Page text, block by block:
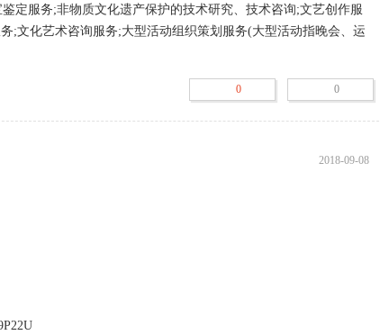
定服务;非物质文化遗产保护的技术研究、技术咨询;文艺创作服
;文化艺术咨询服务;大型活动组织策划服务(大型活动指晚会、运
电影节及公益演出、展览等,需专项审批的活动应在取得审批后方
宝石饰品零售;玉石饰品零售;钻石首饰零售;陶瓷、玻璃器皿零售;
美术品(文物除外,法律禁止经营的不得经营,涉及许可证的凭许可
进出口;计算机技术开发、技术服务;网络技术的研究、开发;广告
0 0
2018-09-08